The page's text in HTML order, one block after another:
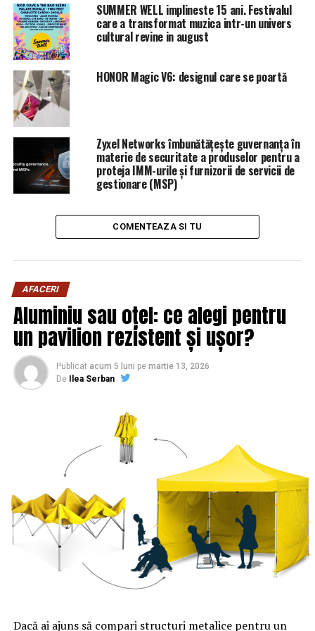
ARTICOLE PE ACEIASI TEMA:
URMATORUL
Cum să procedeze dacă nu își pot plăti datoriile timp de
90 de zile | Sibiul de AZI
Decizia luată de KAUFLAND! Aceste produse vor fi
RETRASE de la raft! A anunțat ACUM | Sibiul de AZI
SUMMER WELL implineste 15 ani. Festivalul
care a transformat muzica intr-un univers
cultural revine in august
HONOR Magic V6: designul care se poartă
Zyxel Networks îmbunătățește guvernanța în
materie de securitate a produselor pentru a
proteja IMM-urile și furnizorii de servicii de
gestionare (MSP)
COMENTEAZA SI TU
AFACERI
Aluminiu sau oțel: ce alegi pentru
un pavilion rezistent și ușor?
Publicat acum 5 luni pe martie 13, 2026
De
Ilea Serban
Dacă ai ajuns să compari structuri metalice pentru un